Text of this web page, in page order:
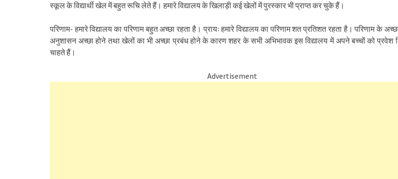
स्कूल के विद्यार्थी खेल में बहुत रूचि लेते हैं। हमारे विद्यालय के खिलाड़ी कई खेलों में पुरस्कार भी प्राप्त कर चुके हैं।
परिणाम- हमारे विद्यालय का परिणाम बहुत अच्छा रहता है। प्रायः हमारे विद्यालय का परिणाम शत प्रतिशत रहता है। परिणाम के
अनुशासन अच्छा होने तथा खेलों का भी अच्छा प्रबंध होने के कारण शहर के सभी अभिभावक इस विद्यालय में अपने बच्चों को प्रवेश
चाहते हैं।
Advertisement